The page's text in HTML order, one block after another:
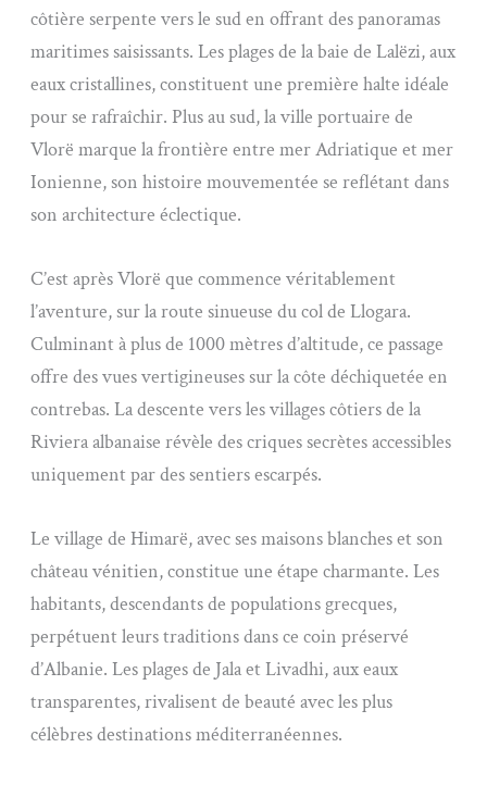
côtière serpente vers le sud en offrant des panoramas
maritimes saisissants. Les plages de la baie de Lalëzi, aux
eaux cristallines, constituent une première halte idéale
pour se rafraîchir. Plus au sud, la ville portuaire de
Vlorë marque la frontière entre mer Adriatique et mer
Ionienne, son histoire mouvementée se reflétant dans
son architecture éclectique.
C’est après Vlorë que commence véritablement
l’aventure, sur la route sinueuse du col de Llogara.
Culminant à plus de 1000 mètres d’altitude, ce passage
offre des vues vertigineuses sur la côte déchiquetée en
contrebas. La descente vers les villages côtiers de la
Riviera albanaise révèle des criques secrètes accessibles
uniquement par des sentiers escarpés.
Le village de Himarë, avec ses maisons blanches et son
château vénitien, constitue une étape charmante. Les
habitants, descendants de populations grecques,
perpétuent leurs traditions dans ce coin préservé
d’Albanie. Les plages de Jala et Livadhi, aux eaux
transparentes, rivalisent de beauté avec les plus
célèbres destinations méditerranéennes.